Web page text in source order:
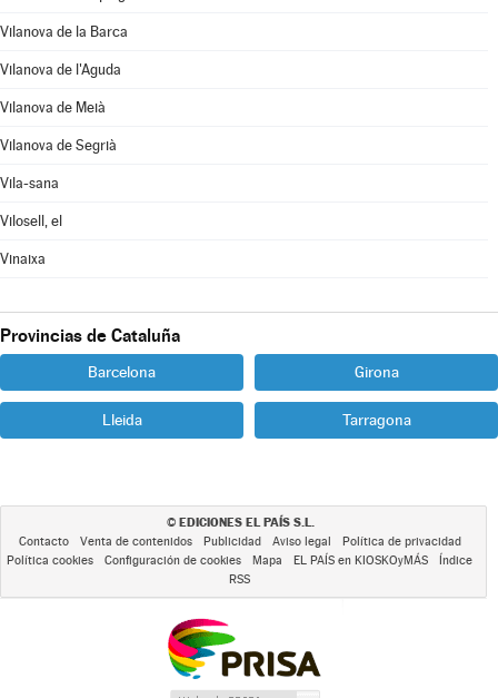
Vilanova de la Barca
Vilanova de l'Aguda
Vilanova de Meià
Vilanova de Segrià
Vila-sana
Vilosell, el
Vinaixa
Provincias de Cataluña
Barcelona Girona
Lleida Tarragona
© EDICIONES EL PAÍS S.L.
Contacto Venta de contenidos Publicidad Aviso legal
Política de privacidad
Política cookies
Configuración de cookies Mapa EL PAÍS en KIOSKOyMÁS
Índice
RSS